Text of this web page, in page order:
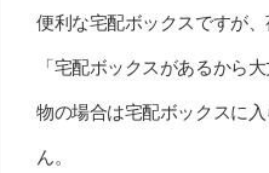
便利な宅配ボックスですが
「宅配ボックスがあるから
物の場合は宅配ボックスに
ん。